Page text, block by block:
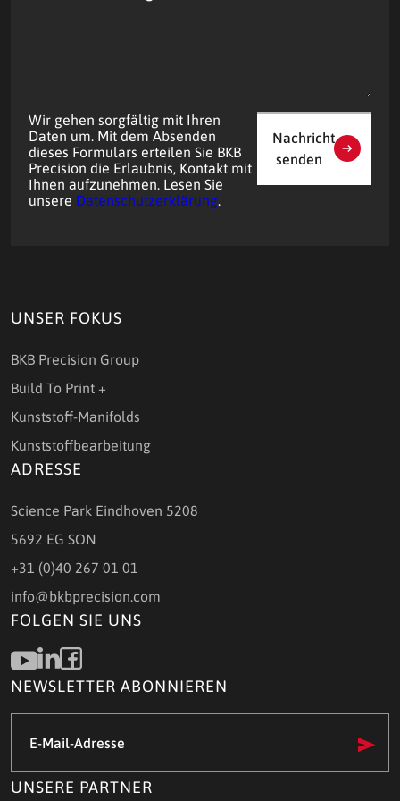
Wir gehen sorgfältig mit Ihren
Daten um. Mit dem Absenden
dieses Formulars erteilen Sie BKB
Precision die Erlaubnis, Kontakt mit
Ihnen aufzunehmen. Lesen Sie
unsere Datenschutzerklärung.
Nachricht
senden
UNSER FOKUS
BKB Precision Group
Build To Print +
Kunststoff-Manifolds
Kunststoffbearbeitung
ADRESSE
Science Park Eindhoven 5208
5692 EG SON
+31 (0)40 267 01 01
info@bkbprecision.com
FOLGEN SIE UNS
NEWSLETTER ABONNIEREN
Mail-
(Required)
UNSERE PARTNER